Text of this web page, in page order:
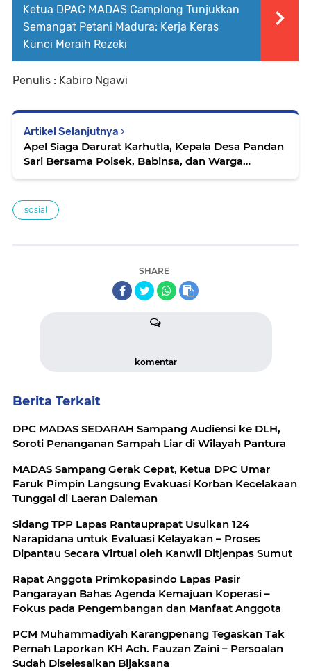
Ketua DPAC MADAS Camplong Tunjukkan
Semangat Petani Madura: Kerja Keras
Kunci Meraih Rezeki
Penulis : Kabiro Ngawi
Artikel Selanjutnya
Apel Siaga Darurat Karhutla, Kepala Desa Pandan
Sari Bersama Polsek, Babinsa, dan Warga
sosial
SHARE
komentar
Berita Terkait
DPC MADAS SEDARAH Sampang Audiensi ke DLH,
Soroti Penanganan Sampah Liar di Wilayah Pantura
MADAS Sampang Gerak Cepat, Ketua DPC Umar
Faruk Pimpin Langsung Evakuasi Korban Kecelakaan
Tunggal di Laeran Daleman
Sidang TPP Lapas Rantauprapat Usulkan 124
Narapidana untuk Evaluasi Kelayakan – Proses
Dipantau Secara Virtual oleh Kanwil Ditjenpas Sumut
Rapat Anggota Primkopasindo Lapas Pasir
Pangarayan Bahas Agenda Kemajuan Koperasi –
Fokus pada Pengembangan dan Manfaat Anggota
PCM Muhammadiyah Karangpenang Tegaskan Tak
Pernah Laporkan KH Ach. Fauzan Zaini – Persoalan
Sudah Diselesaikan Bijaksana